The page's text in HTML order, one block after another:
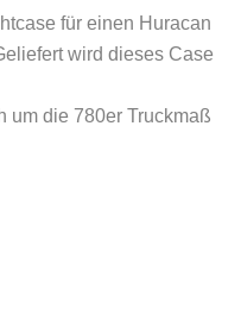
für einen Huracan
wird dieses Case
um die 780er Truckmaß